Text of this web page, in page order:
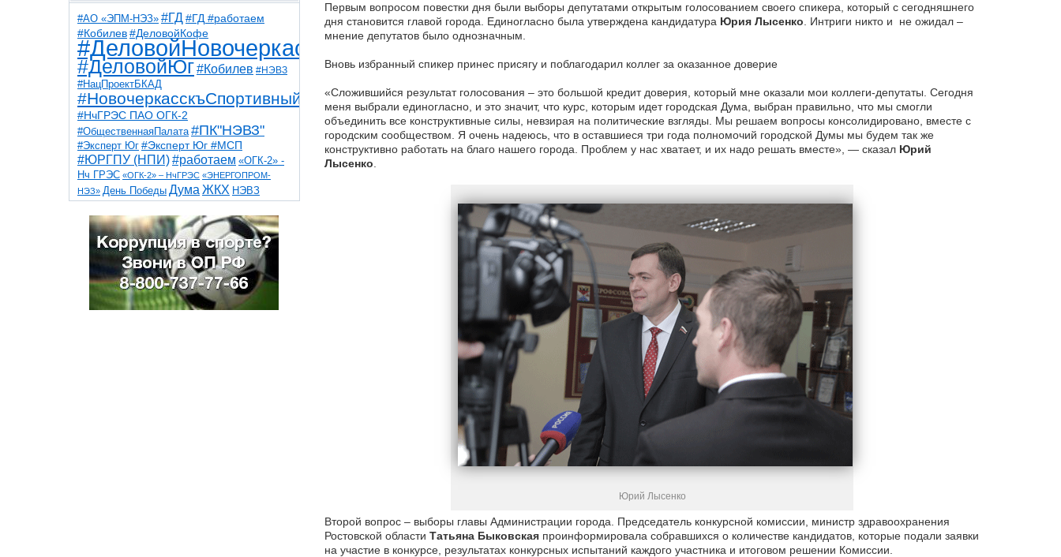
#АО «ЭПМ-НЭЗ» #ГД #ГД #работаем
#Кобилев #ДеловойКофе
#ДеловойНовочеркасск
#ДеловойЮг#Кобилев #НЭВЗ
#НацПроектБКАД
#НовочеркасскъСпортивный
#НчГРЭС ПАО ОГК-2
#ОбщественнаяПалата #ПК"НЭВЗ"
#Эксперт Юг #Эксперт Юг #МСП
#ЮРГПУ (НПИ)#работаем «ОГК-2» -
Нч ГРЭС «ОГК-2» – НчГРЭС «ЭНЕРГОПРОМ-
НЭЗ» День Победы Дума ЖКХ НЭВЗ
НчГРЭС ТНТ
благоустройствоветераны выборы
детидороги казаки коррупция космос
общественная палата парк пожар роща
спорт театр транспорт художники
Первым вопросом повестки дня были выборы депутатами открытым голосованием своего спикера, который с сегодняшнего
дня становится главой города. Единогласно была утверждена кандидатура Юрия Лысенко . Интриги никто и не ожидал –
мнение депутатов было однозначным.
Вновь избранный спикер принес присягу и поблагодарил коллег за оказанное доверие
«Сложившийся результат голосования – это большой кредит доверия, который мне оказали мои коллеги-депутаты. Сегодня
меня выбрали единогласно, и это значит, что курс, которым идет городская Дума, выбран правильно, что мы смогли
объединить все конструктивные силы, невзирая на политические взгляды. Мы решаем вопросы консолидировано, вместе с
городским сообществом. Я очень надеюсь, что в оставшиеся три года полномочий городской Думы мы будем так же
конструктивно работать на благо нашего города. Проблем у нас хватает, и их надо решать вместе», — сказал Юрий
Лысенко
Юрий Лысенко
Второй вопрос – выборы главы Администрации города. Председатель конкурсной комиссии, министр здравоохранения
Ростовской области Татьяна Быковскаяпроинформировала собравшихся о количестве кандидатов, которые подали заявки
на участие в конкурсе, результатах конкурсных испытаний каждого участника и итоговом решении Комиссии.